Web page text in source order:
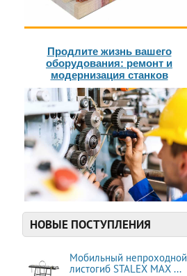
Продлите жизнь вашего
оборудования: ремонт и
модернизация станков
НОВЫЕ ПОСТУПЛЕНИЯ
Мобильный непроходной
листогиб STALEX MAX ...